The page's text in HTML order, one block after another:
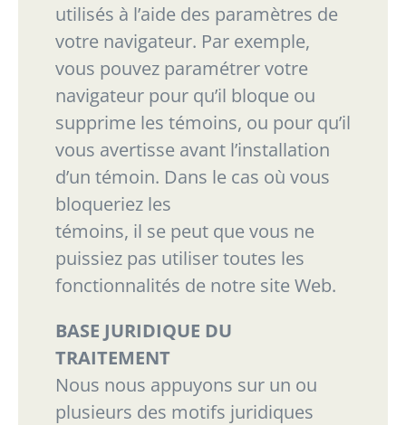
utilisés à l’aide des paramètres de
votre navigateur. Par exemple,
vous pouvez paramétrer votre
navigateur pour qu’il bloque ou
supprime les témoins, ou pour qu’il
vous avertisse avant l’installation
d’un témoin. Dans le cas où vous
bloqueriez les
témoins, il se peut que vous ne
puissiez pas utiliser toutes les
fonctionnalités de notre site Web.
BASE JURIDIQUE DU
TRAITEMENT
Nous nous appuyons sur un ou
plusieurs des motifs juridiques